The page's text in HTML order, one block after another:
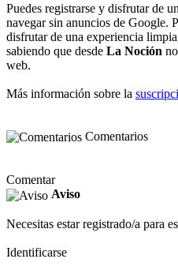
Puedes registrarse y disfrutar de
navegar sin anuncios de Google.
disfrutar de una experiencia
sabiendo que desde La Noción
web.
Más información sobre la
Comentarios
Comentar
Aviso
Necesitas estar registrado/a para
Identificarse